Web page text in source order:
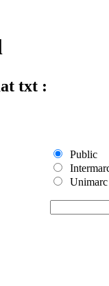
txt :
Public
Unimarc